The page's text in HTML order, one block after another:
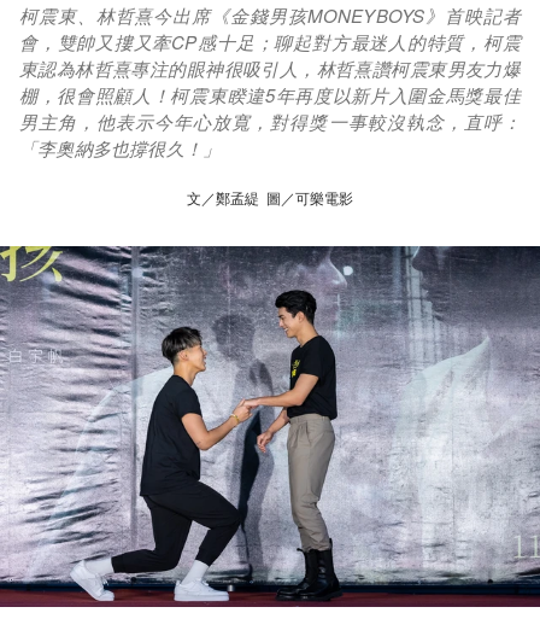
柯震東、林哲熹今出席《金錢男孩MONEYBOYS》首映記者
會，雙帥又摟又牽CP感十足；聊起對方最迷人的特質，柯震
東認為林哲熹專注的眼神很吸引人，林哲熹讚柯震東男友力爆
棚，很會照顧人！柯震東睽違5年再度以新片入圍金馬獎最佳
男主角，他表示今年心放寬，對得獎一事較沒執念，直呼：
「李奧納多也撐很久！」
文／鄭孟緹 圖／可樂電影